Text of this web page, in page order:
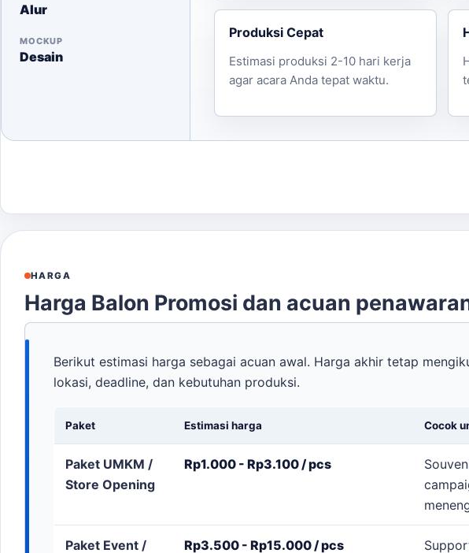
Alur
MOCKUP
Desain
Produksi Cepat
Estimasi produksi 2-10 hari kerja
agar acara Anda tepat waktu.
HARGA
Harga Balon Promosi dan acuan
Berikut estimasi harga sebagai acuan awal. Harga akhir tetap
lokasi, deadline, dan kebutuhan produksi.
Paket Estimasi harga Cocok
Paket UMKM /
Store Opening
Rp1.000 - Rp3.100 / pcs
Paket Event /
Rp3.500 - Rp15.000 / pcs